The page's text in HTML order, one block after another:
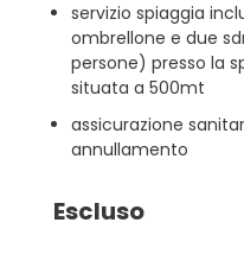
servizio spiaggia
ombrellone e due
persone) presso la
situata a 500mt
assicurazione
annullamento
Escluso